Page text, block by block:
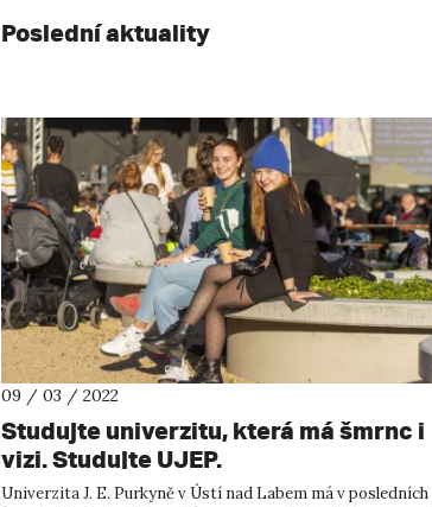
Poslední aktuality
09 / 03 / 2022
Studujte univerzitu, která má šmrnc i
vizi. Studujte UJEP.
Univerzita J. E. Purkyně v Ústí nad Labem má v posledních